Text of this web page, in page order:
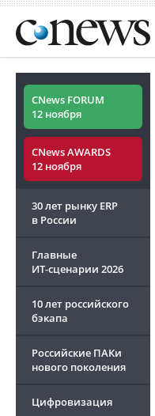
CNews FORUM
12 ноября
CNews AWARDS
12 ноября
30 лет рынку ERP
в России
Главные
ИТ-сценарии 2026
10 лет российского
бэкапа
Российские ПАКи
нового поколения
Цифровизация